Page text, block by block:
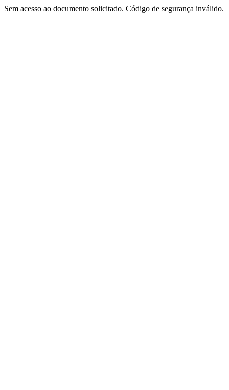
Sem acesso ao documento solicitado. Código de segurança inválido.